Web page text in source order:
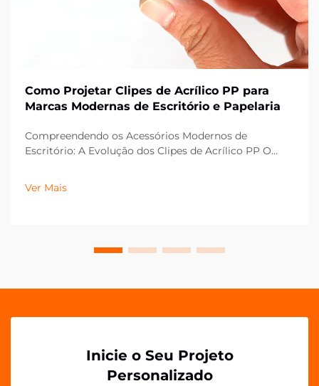
Como Projetar Clipes de Acrílico PP para
Marcas Modernas de Escritório e Papelaria
Compreendendo os Acessórios Modernos de
Escritório: A Evolução dos Clipes de Acrílico PP O
drasticamente na última década, com os clipes de
acrílico PP se tornando um componente essencial
Ver Mais
Inicie o Seu Projeto
Personalizado